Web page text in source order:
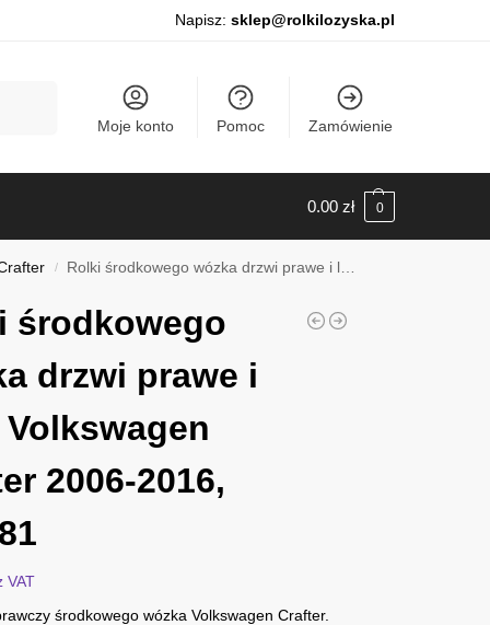
Napisz: sklep@rolkilozyska.pl
Moje konto Pomoc Zamówienie
0.00 zł 0
/ Rolki środkowego wózka drzwi prawe i lewe Volkswagen Crafter 2006-2016, 011381
środkowego
drzwi prawe i
2006-2016,
VAT
środkowego wózka Volkswagen Crafter.